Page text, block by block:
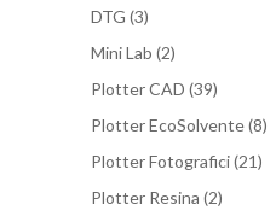
DTG (3)
Mini Lab (2)
Plotter CAD (39)
Plotter EcoSolvente(8)
Plotter Fotografici(21)
Plotter Resina (2)